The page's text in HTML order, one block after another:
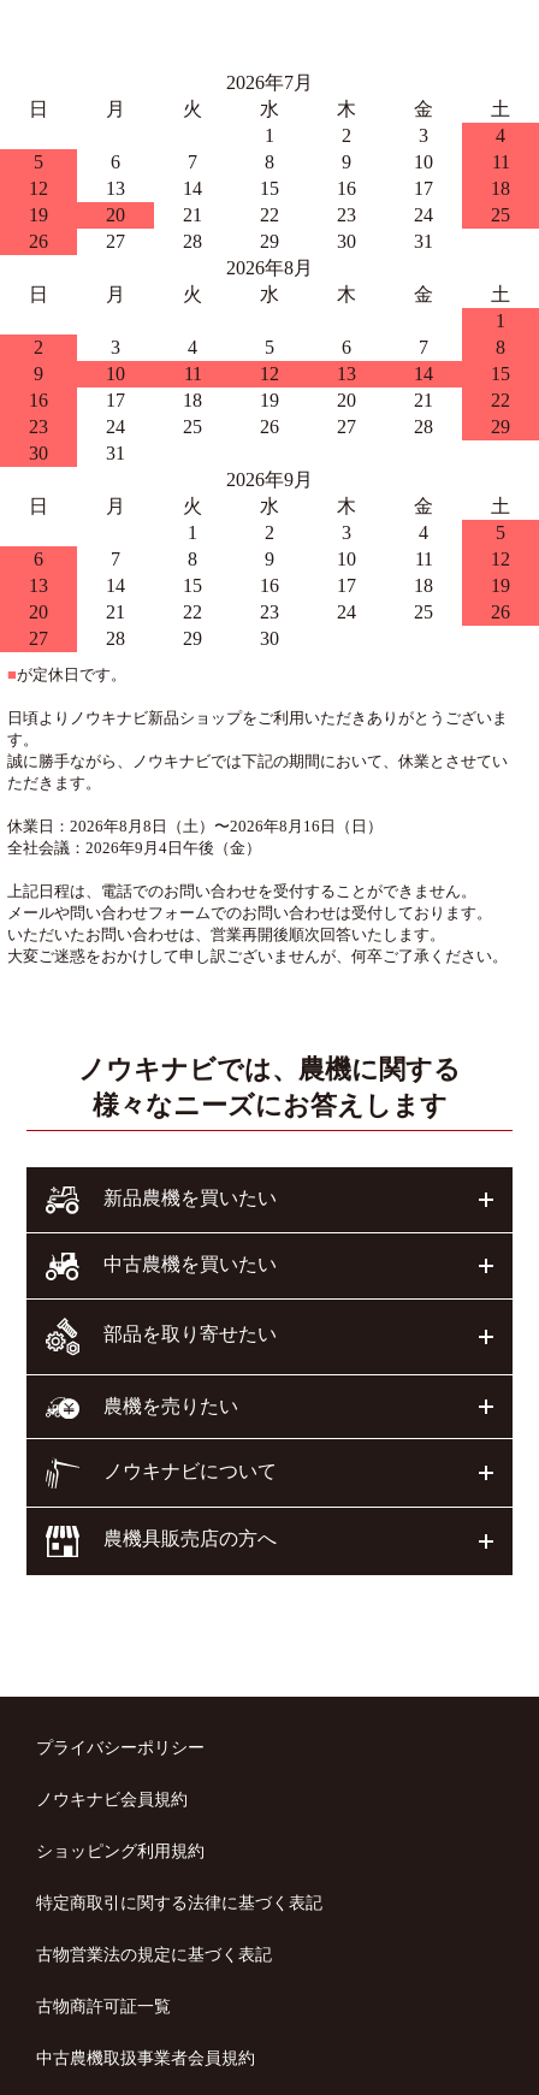
2026年7月
日
月 火 水 木 金
土
1
2 3
4
5
6 7 8 9 10
11
12
13 14 15 16 17
18
19
20 21 22 23 24
25
26
27 28 29 30
31
2026年8月
日
月 火 水 木 金
土
1
2
3 4 5 6 7
8
9
10 11 12 13 14
15
16
17 18 19 20 21
22
23
24 25 26 27 28
29
30
31
2026年9月
日
月 火 水 木 金
土
1
2 3 4
5
6
7 8 9 10 11
12
13
14 15 16 17 18
19
20
21 22 23 24 25
26
27
28 29 30
■が定休日です。
日頃よりノウキナビ新品ショップをご利用いただきありがとうございま
す。
誠に勝手ながら、ノウキナビでは下記の期間において、休業とさせてい
ただきます。
休業日：2026年8月8日（土）〜2026年8月16日（日）
全社会議：2026年9月4日午後（金）
上記日程は、電話でのお問い合わせを受付することができません。
メールや問い合わせフォームでのお問い合わせは受付しております。
いただいたお問い合わせは、営業再開後順次回答いたします。
大変ご迷惑をおかけして申し訳ございませんが、何卒ご了承ください。
ノウキナビでは、農機に関する
様々なニーズにお答えします
新品農機を買いたい
中古農機を買いたい
部品を取り寄せたい
農機を売りたい
ノウキナビについて
農機具販売店の方へ
プライバシーポリシー
ノウキナビ会員規約
ショッピング利用規約
特定商取引に関する法律に基づく表記
古物営業法の規定に基づく表記
古物商許可証一覧
中古農機取扱事業者会員規約